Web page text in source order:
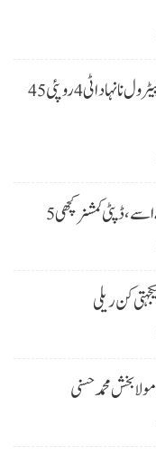
حکومت نا کنڈ آن پیٹرولیم نا پوسکن آ نہاد آتا پڑو،پیٹرول نا نہاد اٹی 4 روپئی 45
کمشنر کچھی
کن ریلی
بخش محمد حسنی